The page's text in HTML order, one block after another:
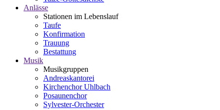
Anlässe
Stationen im Lebenslauf
Taufe
Konfirmation
Trauung
Bestattung
Musik
Musikgruppen
Andreaskantorei
Kirchenchor Uhlbach
Posaunenchor
Sylvester-Orchester